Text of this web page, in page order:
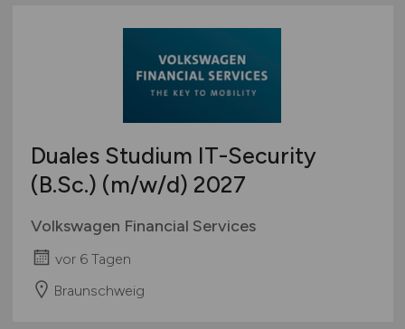
Duales Studium IT-Security
(B.Sc.) (m/w/d) 2027
Volkswagen Financial Services
vor 6 Tagen
Braunschweig